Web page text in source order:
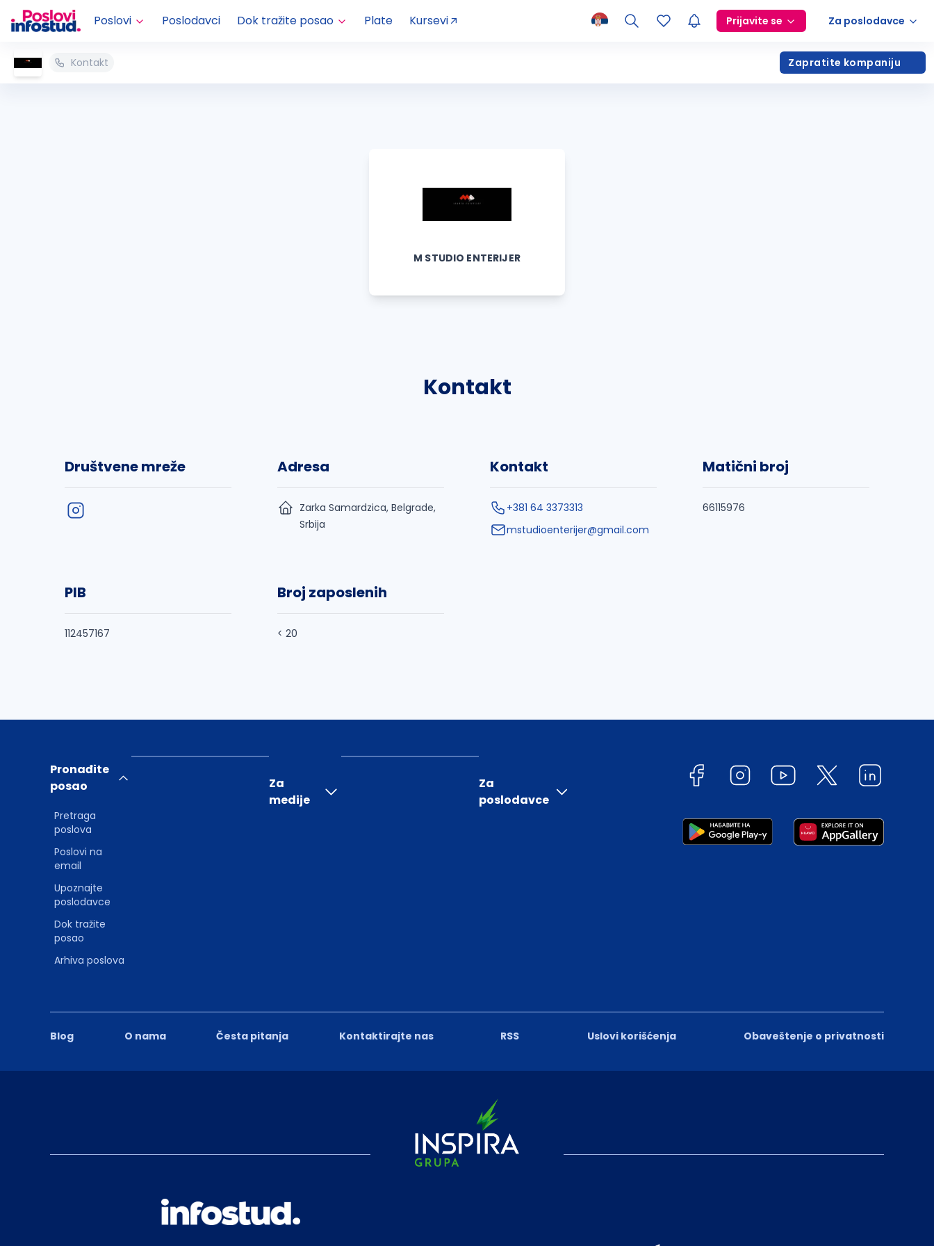
Poslovi Poslodavci Dok tražite posao Plate Kursevi Prijavite se Za poslodavce
Kontakt Zapratite kompaniju
M STUDIO ENTERIJER
Kontakt
Društvene mreže Adresa
Zarka Samardzica, Belgrade,
Srbija
Kontakt
+381 64 3373313
mstudioenterijer@gmail.com
Matični broj
66115976
PIB
112457167
Broj zaposlenih
< 20
Blog O nama Česta pitanja Kontaktirajte nas RSS Uslovi korišćenja Obaveštenje o privatnosti
Pronađite
posao
Pretraga
poslova
Poslovi na
email
Upoznajte
poslodavce
Dok tražite
posao
Arhiva poslova
Za
medije
Za
poslodavce